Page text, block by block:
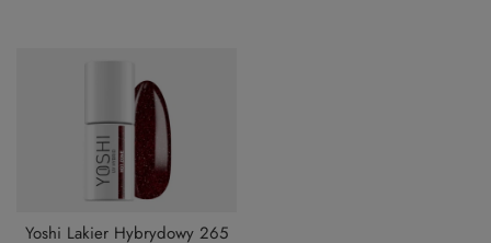
Yoshi Lakier Hybrydowy 265